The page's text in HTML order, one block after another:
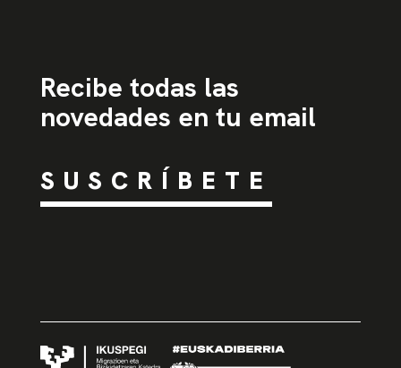
Recibe todas las
novedades en tu email
SUSCRÍBETE